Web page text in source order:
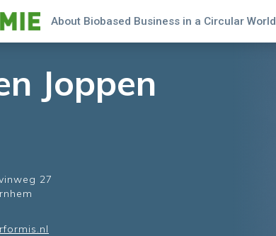
About Biobased Business in a Circular World
Joppen
27